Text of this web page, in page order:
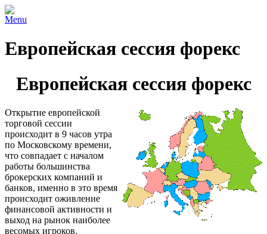
Menu
Европейская сессия форекс
Европейская сессия форекс
Открытие европейской
торговой сессии
происходит в 9 часов утра
по Московскому времени,
что совпадает с началом
работы большинства
брокерских компаний и
банков, именно в это время
происходит оживление
финансовой активности и
выход на рынок наиболее
весомых игроков.